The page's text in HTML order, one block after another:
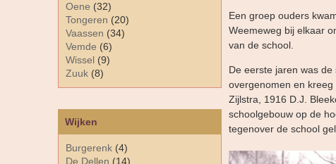
Oene (32)
Tongeren (20)
Vaassen (34)
Vemde (6)
Wissel (9)
Zuuk (8)
Wijken
Burgerenk (4)
De Dellen (14)
Een groep ouders
Weemeweg bij elkaar
van de school.
De eerste jaren was
overgenomen en kreeg
Zijlstra, 1916 D.J.
schoolgebouw op de
tegenover de school